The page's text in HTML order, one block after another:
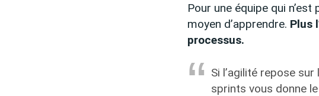
Pour une équipe qui n’est
moyen d’apprendre. Plus
processus.
Si l’agilité repose
sprints vous donne